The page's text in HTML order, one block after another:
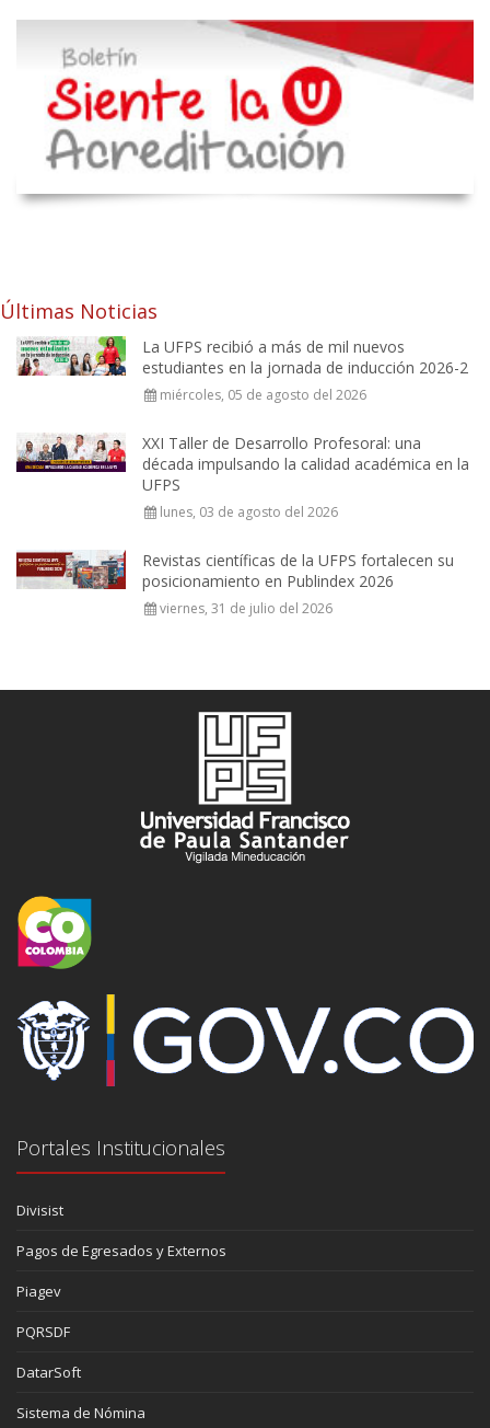
Últimas Noticias
La UFPS recibió a más de mil nuevos
estudiantes en la jornada de inducción 2026-2
miércoles, 05 de agosto del 2026
XXI Taller de Desarrollo Profesoral: una
década impulsando la calidad académica en la
UFPS
lunes, 03 de agosto del 2026
Revistas científicas de la UFPS fortalecen su
posicionamiento en Publindex 2026
viernes, 31 de julio del 2026
Portales Institucionales
Divisist
Pagos de Egresados y Externos
Piagev
PQRSDF
DatarSoft
Sistema de Nómina